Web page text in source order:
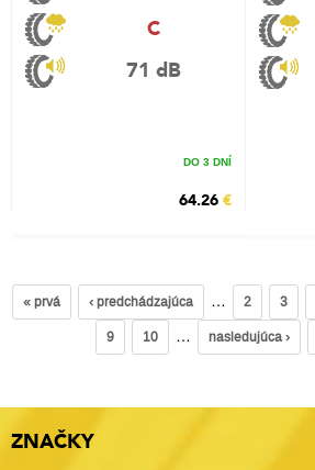
C
71 dB
DO 3 DNÍ
64.26 €
« prvá ‹ predchádzajúca … 2 3
9
10 … nasledujúca ›
ZNAČKY